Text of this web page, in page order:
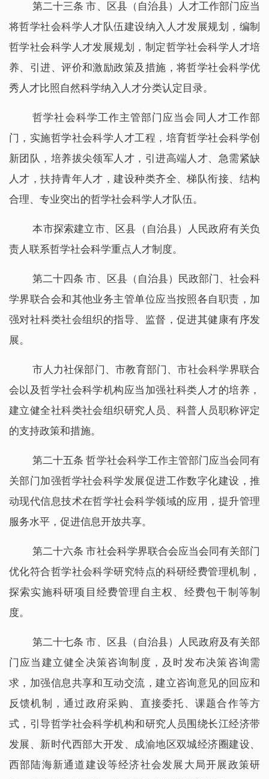
第二十三条 市、区县（自治县）人才工作部门应当
将哲学社会科学人才队伍建设纳入人才发展规划，编制
哲学社会科学人才发展规划，制定哲学社会科学人才培
养、引进、评价和激励政策及措施，将哲学社会科学优
秀人才比照自然科学纳入人才分类认定目录。
哲学社会科学工作主管部门应当会同人才工作部
门，实施哲学社会科学人才工程，培育哲学社会科学创
新团队，培养拔尖领军人才，引进高端人才、急需紧缺
人才，扶持青年人才，建设种类齐全、梯队衔接、结构
合理、专业突出的哲学社会科学人才队伍。
本市探索建立市、区县（自治县）人民政府有关负
责人联系哲学社会科学重点人才制度。
第二十四条 市、区县（自治县）民政部门、社会科
学界联合会和其他业务主管单位应当按照各自职责，加
强对社科类社会组织的指导、监督，促进其健康有序发
展。
市人力社保部门、市教育部门、市社会科学界联合
会以及哲学社会科学机构应当加强社科类人才的培养，
建立健全社科类社会组织研究人员、科普人员职称评定
的支持政策和措施。
第二十五条 哲学社会科学工作主管部门应当会同有
关部门加强哲学社会科学发展促进工作数字化建设，推
动现代信息技术在哲学社会科学领域的应用，提升管理
服务水平，促进信息开放共享。
第二十六条 市社会科学界联合会应当会同有关部门
优化符合哲学社会科学研究特点的科研经费管理机制，
探索实施科研项目经费管理自主权、经费包干制等制
度。
第二十七条 市、区县（自治县）人民政府及有关部
门应当建立健全决策咨询制度，及时发布决策咨询需
求，加强信息共享和互动交流，建立咨询意见的回应和
反馈机制，通过政府采购、直接委托、课题合作等方
式，引导哲学社会科学机构和研究人员围绕长江经济带
发展、新时代西部大开发、成渝地区双城经济圈建设、
西部陆海新通道建设等经济社会发展大局开展政策研